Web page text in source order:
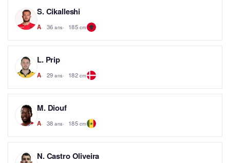
S. Cikalleshi
A 36 ans 185 cm
L. Prip
A 29 ans 182 cm
M. Diouf
A 38 ans 185 cm
N. Castro Oliveira